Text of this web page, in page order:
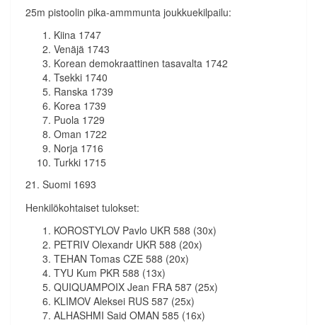
25m pistoolin pika-ammmunta joukkuekilpailu:
Kiina 1747
Venäjä 1743
Korean demokraattinen tasavalta 1742
Tsekki 1740
Ranska 1739
Korea 1739
Puola 1729
Oman 1722
Norja 1716
Turkki 1715
21. Suomi 1693
Henkilökohtaiset tulokset:
KOROSTYLOV Pavlo UKR 588 (30x)
PETRIV Olexandr UKR 588 (20x)
TEHAN Tomas CZE 588 (20x)
TYU Kum PKR 588 (13x)
QUIQUAMPOIX Jean FRA 587 (25x)
KLIMOV Aleksei RUS 587 (25x)
ALHASHMI Said OMAN 585 (16x)